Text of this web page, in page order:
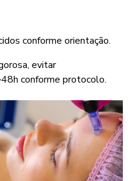
conforme orientação.
evitar
conforme protocolo.